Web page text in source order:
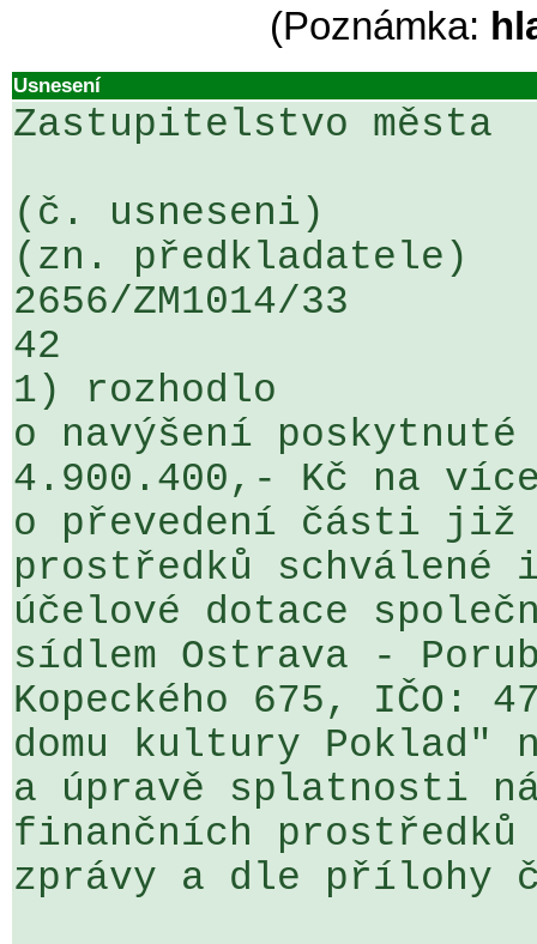
(Poznámka:
Usnesení
Zastupitelstvo města
(č. usneseni)
(zn. předkladatele)
2656/ZM1014/33
42
1) rozhodlo
o navýšení
4.900.400,- Kč na
o převedení části již
prostředků
účelové dotace
sídlem Ostrava -
Kopeckého 675, IČO:
domu kultury Poklad"
a úpravě splatnosti
finančních
zprávy a dle přílohy